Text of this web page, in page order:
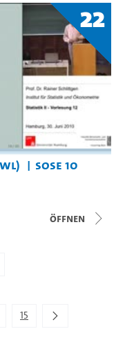
22
SoSe 10
Öffnen
Navigieren mit
15